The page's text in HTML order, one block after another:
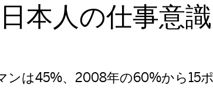
本人の仕事意識
ンは45%、2008年の60%から15